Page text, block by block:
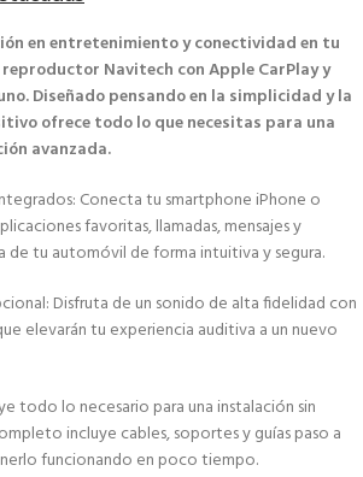
en entretenimiento y conectividad en tu
Navitech con Apple CarPlay y
Diseñado pensando en la simplicidad y la
ofrece todo lo que necesitas para una
avanzada.
Conecta tu smartphone iPhone o
favoritas, llamadas, mensajes y
de tu automóvil de forma intuitiva y segura.
Disfruta de un sonido de alta fidelidad con
elevarán tu experiencia auditiva a un nuevo
todo lo necesario para una instalación sin
incluye cables, soportes y guías paso a
funcionando en poco tiempo.